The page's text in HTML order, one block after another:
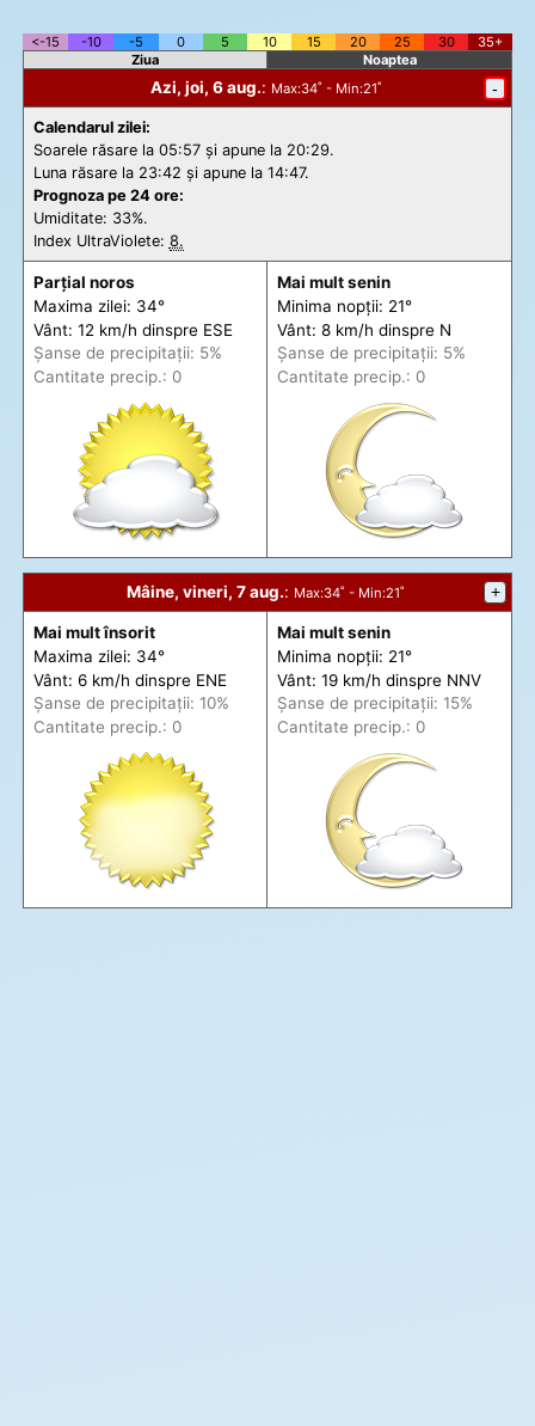
<-15 -10 -5 0 5 10 15 20 25 30
35+
Ziua
Noaptea
Azi, joi, 6 aug.: Max:34˚ - Min:21˚ -
Calendarul zilei:
Soarele răsare la 05:57 și apune la 20:29.
Luna răsare la 23:42 și apune la 14:47.
Prognoza pe 24 ore:
Umiditate: 33%.
Index UltraViolete: 8.
Parțial noros
Maxima zilei: 34°
Vânt: 12 km/h dinspre ESE
Șanse de precipitații: 5%
Cantitate precip.: 0
Mai mult senin
Minima nopții: 21°
Vânt: 8 km/h dinspre N
Șanse de precipitații: 5%
Cantitate precip.: 0
Mâine, vineri, 7 aug.: Max:34˚ - Min:21˚ +
Mai mult însorit
Maxima zilei: 34°
Vânt: 6 km/h dinspre ENE
Șanse de precipitații: 10%
Cantitate precip.: 0
Mai mult senin
Minima nopții: 21°
Vânt: 19 km/h dinspre NNV
Șanse de precipitații: 15%
Cantitate precip.: 0